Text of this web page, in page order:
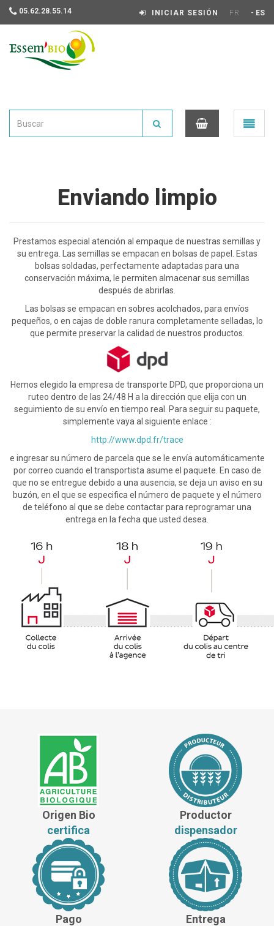
05.62.28.55.14 INICIAR SESIÓN FR - ES
Ouvrir
le
Enviando limpio
Prestamos especial atención al empaque de nuestras semillas y
su entrega. Las semillas se empacan en bolsas de papel. Estas
bolsas soldadas, perfectamente adaptadas para una
conservación máxima, le permiten almacenar sus semillas
después de abrirlas.
Las bolsas se empacan en sobres acolchados, para envíos
pequeños, o en cajas de doble ranura completamente selladas, lo
que permite preservar la calidad de nuestros productos.
Hemos elegido la empresa de transporte DPD, que proporciona un
ruteo dentro de las 24/48 H a la dirección que elija con un
seguimiento de su envío en tiempo real. Para seguir su paquete,
simplemente vaya al siguiente enlace :
http://www.dpd.fr/trace
e ingresar su número de parcela que se le envía automáticamente
por correo cuando el transportista asume el paquete. En caso de
que no se entregue debido a una ausencia, se deja un aviso en su
buzón, en el que se especifica el número de paquete y el número
de teléfono al que se debe contactar para reprogramar una
entrega en la fecha que usted desea.
Origen Bio
certifica
Productor
dispensador
Pago
Entrega